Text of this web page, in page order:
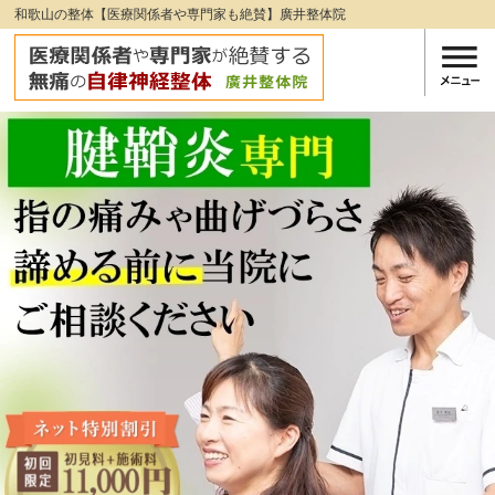
和歌山の整体【医療関係者や専門家も絶賛】廣井整体院